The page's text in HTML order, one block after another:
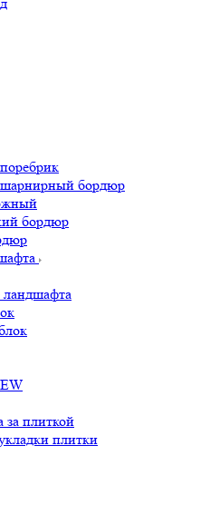
бордюр
бордюр
за плиткой
плитки